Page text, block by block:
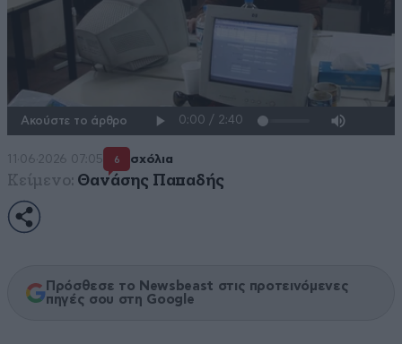
Ακούστε το άρθρο
11·06·2026 07:05 6 σχόλια
Κείμενο: Θανάσης Παπαδής
Πρόσθεσε το Newsbeast στις προτεινόμενες
πηγές σου στη Google